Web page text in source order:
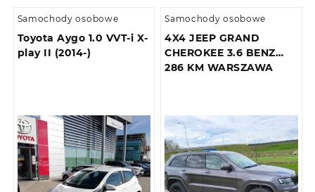
Samochody osobowe
Toyota Aygo 1.0 VVT-i X-
play II (2014-)
Samochody osobowe
4X4 JEEP GRAND
CHEROKEE 3.6 BENZ
286 KM WARSZAWA